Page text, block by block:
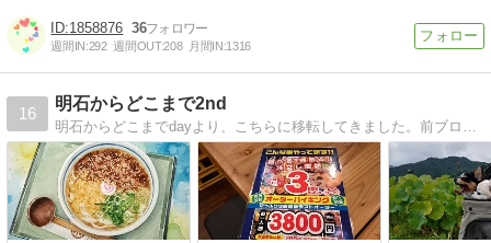
1858876 36
週間IN:292 週間OUT:208 月間IN:1316
16
明石からどこまで2nd
明石からどこまでdayより、こちらに移転してきました。前ブログ同様、引き続き宜しくお願い致します。